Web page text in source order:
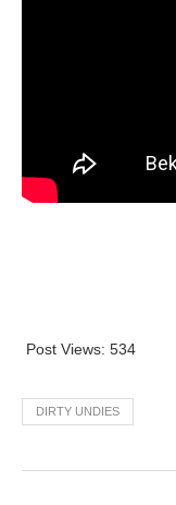
Post Views: 534
DIRTY UNDIES